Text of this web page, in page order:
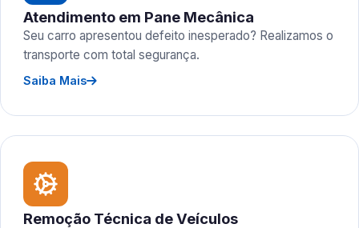
Atendimento em Pane Mecânica
Seu carro apresentou defeito inesperado? Realizamos o
transporte com total segurança.
Saiba Mais
Remoção Técnica de Veículos